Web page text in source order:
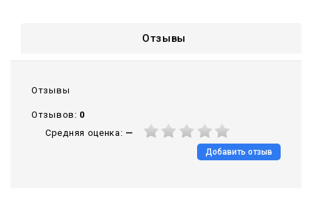
Отзывы
Отзывы
Отзывов: 0
Средняя оценка: —
Добавить отзыв